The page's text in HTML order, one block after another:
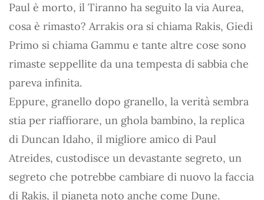
Paul è morto, il Tiranno ha seguito la via Aurea,
cosa è rimasto? Arrakis ora si chiama Rakis, Giedi
Primo si chiama Gammu e tante altre cose sono
rimaste seppellite da una tempesta di sabbia che
pareva infinita.
Eppure, granello dopo granello, la verità sembra
stia per riaffiorare, un ghola bambino, la replica
di Duncan Idaho, il migliore amico di Paul
Atreides, custodisce un devastante segreto, un
segreto che potrebbe cambiare di nuovo la faccia
di Rakis, il pianeta noto anche come Dune.